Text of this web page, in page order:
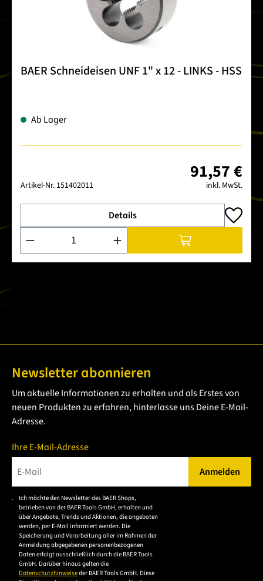
BAER Schneideisen UNF 1" x 12 - LINKS - HSS
Ab Lager
Artikel-Nr. 151402011
91,57 €
inkl. MwSt.
Details
Produkt Anzahl: Gib den gewünschten Wert ein oder
Newsletter abonnieren
Um aktuelle Informationen zu erhalten und als Erstes von
neuen Produkten zu erfahren, hinterlasse uns Deine E-Mail-
Adresse.
Ihre E-Mail-Adresse
Bitte geben Sie eine gültige E-Mail-Adresse ein.
Anmelden
Ich möchte den Newsletter des BAER Shops,
betrieben von der BAER Tools GmbH, erhalten und
über Angebote, Trends und Aktionen, die angeboten
werden, per E-Mail informiert werden. Die
Speicherung und Verarbeitung aller im Rahmen der
Anmeldung abgegebenen personenbezogenen
Daten erfolgt ausschließlich durch die BAER Tools
GmbH. Darüber hinaus gelten die
Datenschutzhinweiseder BAER Tools GmbH. Diese